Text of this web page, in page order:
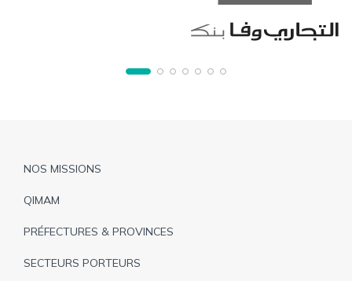
Pied
de
NOS MISSIONS
QIMAM
PRÉFECTURES & PROVINCES
SECTEURS PORTEURS